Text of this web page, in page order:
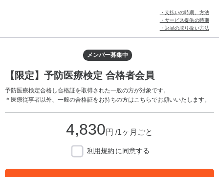
・支払いの時期、方法
・サービス提供の時期
・返品の取り扱い方法
メンバー募集中
【限定】予防医療検定 合格者会員
予防医療検定合格し合格証を取得された一般の方が対象です。
＊医療従事者以外、一般の合格証をお持ちの方はこちらでお願いいたします。
4,830円 /1ヶ月ごと
利用規約 に同意する